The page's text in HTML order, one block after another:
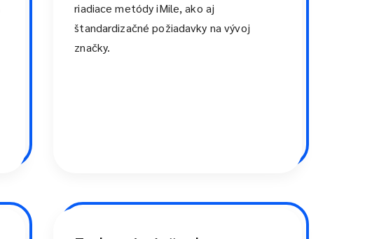
riadiace metódy iMile, ako aj
štandardizačné požiadavky na vývoj
značky.